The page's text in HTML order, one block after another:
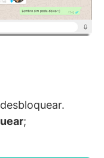
;